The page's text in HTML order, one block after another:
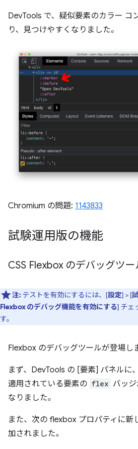
DevTools で、疑似要素のカラー コ
り、見つけやすくなりました。
Chromium の問題: 1143833
試験運用版の機能
CSS Flexbox のデバッグツー
注: テストを有効にするには、[設定] > [
Flexbox のデバッグ機能を有効にする] チェ
す。
Flexbox のデバッグツールが登場し
まず、DevTools の [要素] パネルに、
適用されている要素の flex バッ
なりました。
また、次の flexbox プロパティに新
加されました。